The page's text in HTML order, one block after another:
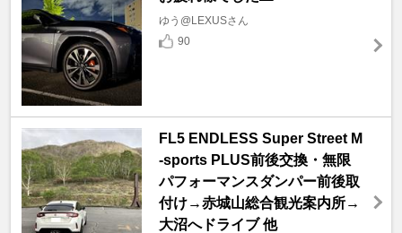
ゆう@LEXUSさん
90
FL5 ENDLESS Super Street M
-sports PLUS前後交換・無限
パフォーマンスダンパー前後取
付け→赤城山総合観光案内所→
大沼へドライブ 他